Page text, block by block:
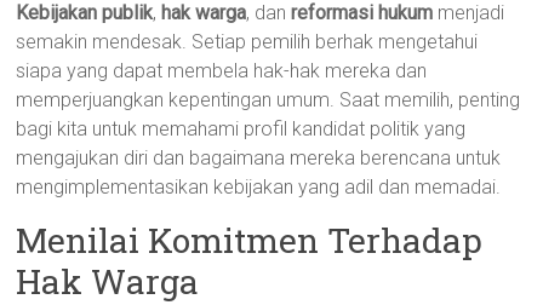
Kebijakan publik, hak warga, danreformasi hukum menjadi
semakin mendesak. Setiap pemilih berhak mengetahui
siapa yang dapat membela hak-hak mereka dan
memperjuangkan kepentingan umum. Saat memilih, penting
bagi kita untuk memahami profil kandidat politik yang
mengajukan diri dan bagaimana mereka berencana untuk
mengimplementasikan kebijakan yang adil dan memadai.
Menilai Komitmen Terhadap
Hak Warga